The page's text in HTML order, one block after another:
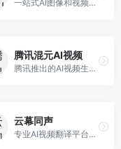
一站式AI图像和视频创作平台，整合多种生成工具。面向内容创作者，提供文生图、文生视频、视频编辑等服务，创作工具全面，一站式体验便捷。
腾讯混元AI视频
腾讯推出的AI视频生成工具，基于混元大模型。面向腾讯生态用户和内容创作者，支持文生视频、视频编辑等功能，与腾讯产品生态深度整合。
云幕同声
专业AI视频翻译平台，支持视频多语言配音和字幕生成。面向跨境电商和内容出海从业者，提供视频翻译、配音、字幕生成等服务，多语言支持完善。